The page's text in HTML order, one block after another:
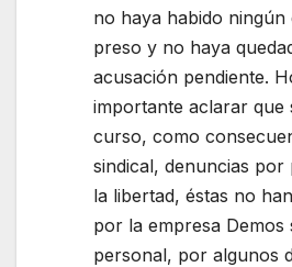
no haya habido ningún
preso y no haya
acusación pendiente.
importante aclarar que
curso, como
sindical, denuncias por
la libertad, éstas no
por la empresa Demos
personal, por algunos